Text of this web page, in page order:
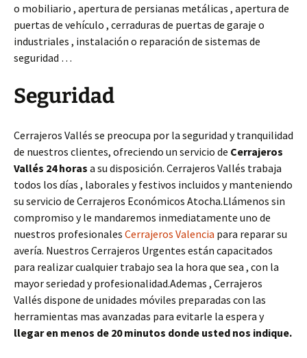
o mobiliario , apertura de persianas metálicas , apertura de
puertas de vehículo , cerraduras de puertas de garaje o
industriales , instalación o reparación de sistemas de
seguridad …
Seguridad
Cerrajeros Vallés se preocupa por la seguridad y tranquilidad
de nuestros clientes, ofreciendo un servicio de Cerrajeros
Vallés 24 horas a su disposición. Cerrajeros Vallés trabaja
todos los días , laborales y festivos incluidos y manteniendo
su servicio de Cerrajeros Económicos Atocha.Llámenos sin
compromiso y le mandaremos inmediatamente uno de
nuestros profesionales Cerrajeros Valencia para reparar su
avería. Nuestros Cerrajeros Urgentes están capacitados
para realizar cualquier trabajo sea la hora que sea , con la
mayor seriedad y profesionalidad.Ademas , Cerrajeros
Vallés dispone de unidades móviles preparadas con las
herramientas mas avanzadas para evitarle la espera y
llegar en menos de 20 minutos donde usted nos indique.